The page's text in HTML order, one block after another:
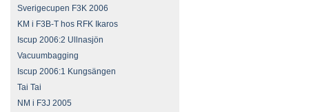
Sverigecupen F3K 2006
KM i F3B-T hos RFK Ikaros
Iscup 2006:2 Ullnasjön
Vacuumbagging
Iscup 2006:1 Kungsängen
Tai Tai
NM i F3J 2005